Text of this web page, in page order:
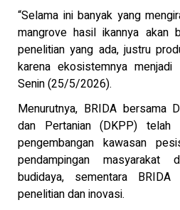
“Selama ini banyak yang
mangrove hasil ikannya akan
penelitian yang ada, justru
karena ekosistemnya
Senin (25/5/2026).
Menurutnya, BRIDA bersama
dan Pertanian (DKPP) telah
pengembangan kawasan
pendampingan masyarakat
budidaya, sementara
penelitian dan inovasi.